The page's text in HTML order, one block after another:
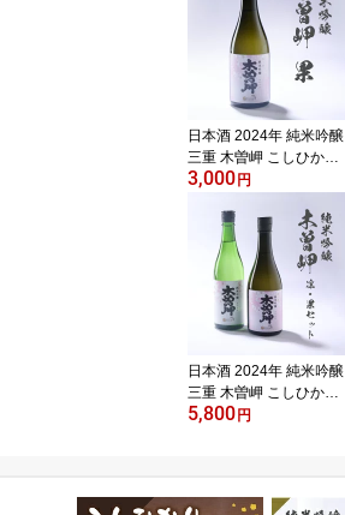
誕生日 退職祝い お
返し 結婚祝い 酒 さ
っぱり
日本酒 2024年 純米吟醸
三重 木曽岬 こしひかり 7
20ml 年末年始 ご挨
り物 日本酒ギフト
女性向け 誕生日 退
職祝い お返し 結婚
祝い 酒 甘口 フルーテ
3,000円
日本酒 2024年 純米吟醸
三重 木曽岬 こしひかり
飲み比べ 2本セット 年末
し 結婚祝い 酒 さっぱり
5,800円